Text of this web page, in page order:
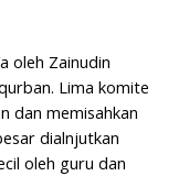
oleh Zainudin
Lima komite
dan memisahkan
dialnjutkan
oleh guru dan